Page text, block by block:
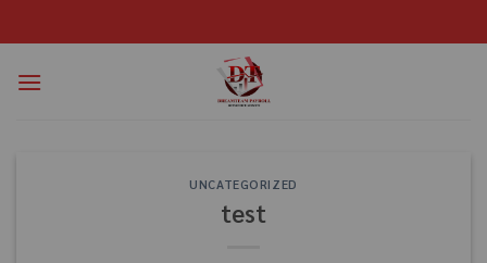
UNCATEGORIZED
test